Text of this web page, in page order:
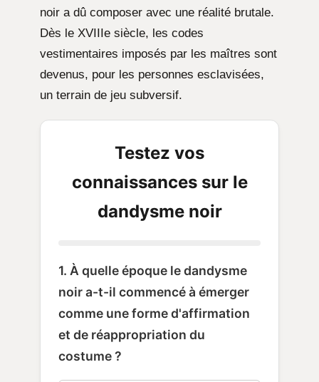
noir a dû composer avec une réalité brutale.
Dès le XVIIIe siècle, les codes
vestimentaires imposés par les maîtres sont
devenus, pour les personnes esclavisées,
un terrain de jeu subversif.
Testez vos
connaissances sur le
dandysme noir
1. À quelle époque le dandysme
noir a-t-il commencé à émerger
comme une forme d'affirmation
et de réappropriation du
costume ?